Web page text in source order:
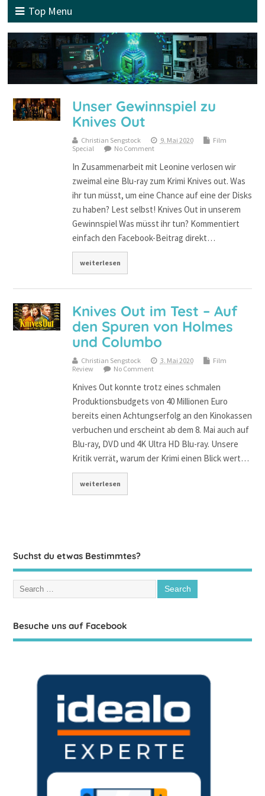
Top Menu
Unser Gewinnspiel zu
Knives Out
Christian Sengstock 9. Mai 2020
Film
Special
No Comment
In Zusammenarbeit mit Leonine verlosen wir
zweimal eine Blu-ray zum Krimi Knives out. Was
ihr tun müsst, um eine Chance auf eine der Disks
zu haben? Lest selbst! Knives Out in unserem
Gewinnspiel Was müsst ihr tun? Kommentiert
einfach den Facebook-Beitrag direkt…
weiterlesen
Knives Out im Test – Auf
den Spuren von Holmes
und Columbo
Christian Sengstock 3. Mai 2020
Film
Review
No Comment
Knives Out konnte trotz eines schmalen
Produktionsbudgets von 40 Millionen Euro
bereits einen Achtungserfolg an den Kinokassen
verbuchen und erscheint ab dem 8. Mai auch auf
Blu-ray, DVD und 4K Ultra HD Blu-ray. Unsere
Kritik verrät, warum der Krimi einen Blick wert…
weiterlesen
Suchst du etwas Bestimmtes?
Besuche uns auf Facebook